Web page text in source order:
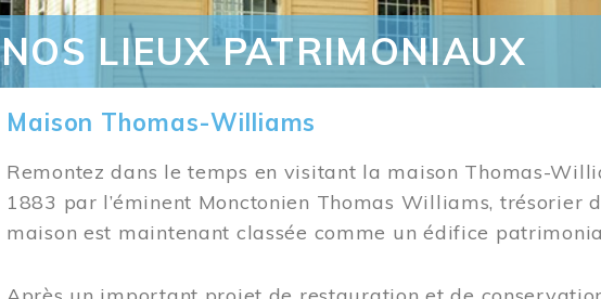
NOS LIEUX PATRIMONIAUX
Maison Thomas-Williams
Remontez dans le temps en visitant la maison Thomas-
1883 par l’éminent Monctonien Thomas Williams, trésorier
maison est maintenant classée comme un édifice